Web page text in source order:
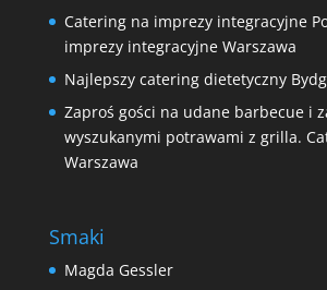
Catering na imprezy integracyjne
imprezy integracyjne Warszawa
Najlepszy catering dietetyczny
Zaproś gości na udane barbecue i
wyszukanymi potrawami z grilla.
Warszawa
Smaki
Magda Gessler